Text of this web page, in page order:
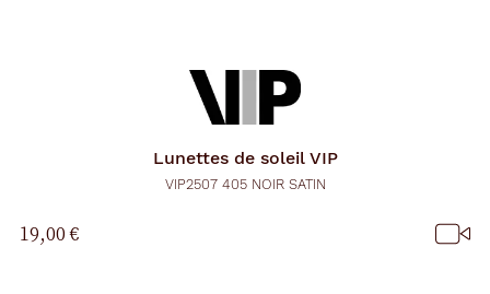
Lunettes de soleil VIP
VIP2507 405 NOIR SATIN
19,00 €